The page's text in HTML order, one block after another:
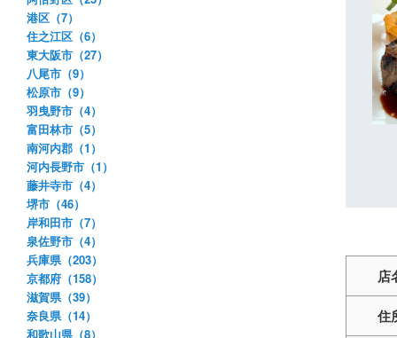
店
住
港区（7）
住之江区（6）
東大阪市（27）
八尾市（9）
松原市（9）
羽曳野市（4）
富田林市（5）
南河内郡（1）
河内長野市（1）
藤井寺市（4）
堺市（46）
岸和田市（7）
泉佐野市（4）
兵庫県（203）
京都府（158）
滋賀県（39）
奈良県（14）
和歌山県（8）